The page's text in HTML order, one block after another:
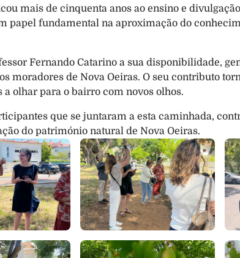
mais de cinquenta anos ao ensino e
papel fundamental na aproximação do
Fernando Catarino a sua disponibilidade,
moradores de Nova Oeiras. O seu contributo
olhar para o bairro com novos olhos.
que se juntaram a esta caminhada,
do património natural de Nova Oeiras.